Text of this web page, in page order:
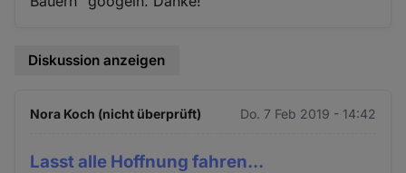
Diskussion anzeigen
Nora Koch (nicht überprüft) Do. 7 Feb 2019 - 14:42
Lasst alle Hoffnung fahren...